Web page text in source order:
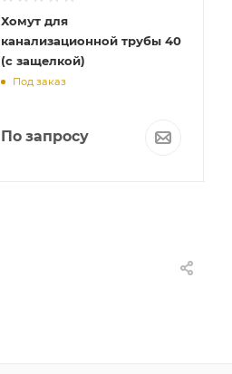
Хомут для
канализационной трубы 40
(с защелкой)
Под заказ
По запросу